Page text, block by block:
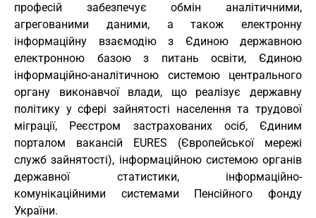
професій забезпечує обмін аналітичними,
агрегованими даними, а також електронну
інформаційну взаємодію з Єдиною державною
електронною базою з питань освіти, Єдиною
інформаційно-аналітичною системою центрального
органу виконавчої влади, що реалізує державну
політику у сфері зайнятості населення та трудової
міграції, Реєстром застрахованих осіб, Єдиним
порталом вакансій EURES (Європейської мережі
служб зайнятості), інформаційною системою органів
державної статистики, інформаційно-
комунікаційними системами Пенсійного фонду
України.